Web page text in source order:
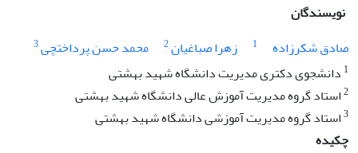
نویسندگان
صادق شکرزاده
1 زهرا صباغیان2 محمد حسن پرداختچی3
1 دانشجوی دکتری مدیریت دانشگاه شهید بهشتی
2استاد گروه مدیریت آموزش عالی دانشگاه شهید بهشتی
3استاد گروه مدیریت آموزشی دانشگاه شهید بهشتی
چکیده